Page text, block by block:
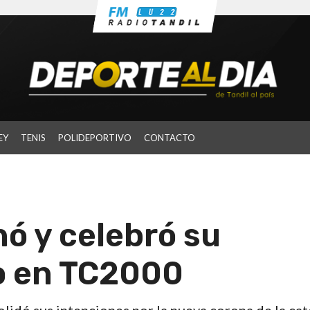
TENIS POLIDEPORTIVO CONTACTO
y celebró su
TC2000